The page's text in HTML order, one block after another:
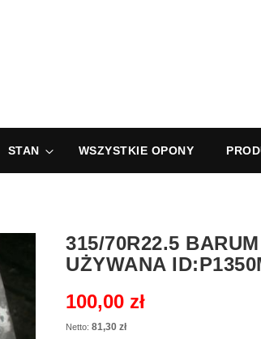
STAN WSZYSTKIE OPONY
315/70R22.5
UŻYWANA
100,00 zł
81,30 zł